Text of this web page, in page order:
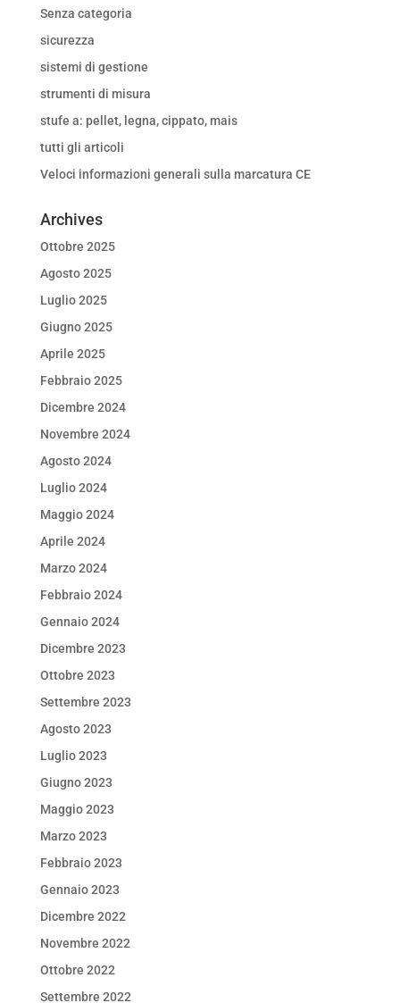
Senza categoria
sicurezza
sistemi di gestione
strumenti di misura
stufe a: pellet, legna, cippato, mais
tutti gli articoli
Veloci informazioni generali sulla marcatura CE
Archives
Ottobre 2025
Agosto 2025
Luglio 2025
Giugno 2025
Aprile 2025
Febbraio 2025
Dicembre 2024
Novembre 2024
Agosto 2024
Luglio 2024
Maggio 2024
Aprile 2024
Marzo 2024
Febbraio 2024
Gennaio 2024
Dicembre 2023
Ottobre 2023
Settembre 2023
Agosto 2023
Luglio 2023
Giugno 2023
Maggio 2023
Marzo 2023
Febbraio 2023
Gennaio 2023
Dicembre 2022
Novembre 2022
Ottobre 2022
Settembre 2022